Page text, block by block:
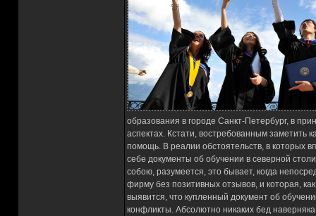
образования в городе Санкт-Петербург, в
аспектах. Кстати, востребованным заметить
помощь. В реалии обстоятельств, в которых
себе документы об обучении в северной
собою, разумеется, это бывает, когда
фирму без позитивных отзывов, и которая,
выявится, что купленный документ об
конфликты. Абсолютно никаких бед